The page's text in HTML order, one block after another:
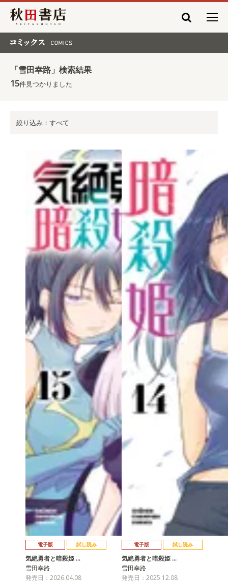
秋田書店
「雪田幸路」検索結果
15件見つかりました
絞り込み：すべて
電子版 試し読み
気絶勇者と暗殺姫 …
雪田幸路
発売日：2026.04.08
電子版 試し読み
気絶勇者と暗殺姫 …
雪田幸路
発売日：2025.12.08